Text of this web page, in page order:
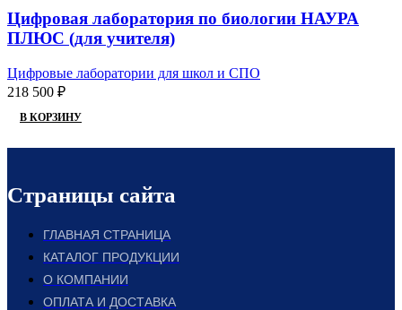
Цифровая лаборатория по биологии НАУРА
ПЛЮС (для учителя)
Цифровые лаборатории для школ и СПО
218 500 ₽
В КОРЗИНУ
Страницы сайта
ГЛАВНАЯ СТРАНИЦА
КАТАЛОГ ПРОДУКЦИИ
О КОМПАНИИ
ОПЛАТА И ДОСТАВКА